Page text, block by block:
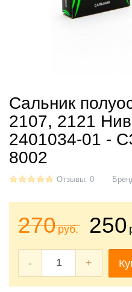
Сальник
2107, 2121
2401034-01 -
8002
Отзывы: 0
270руб. 250
- +